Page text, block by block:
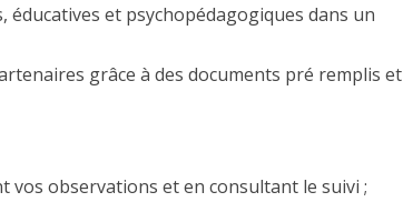
éducatives et psychopédagogiques dans un
grâce à des documents pré remplis et
observations et en consultant le suivi ;